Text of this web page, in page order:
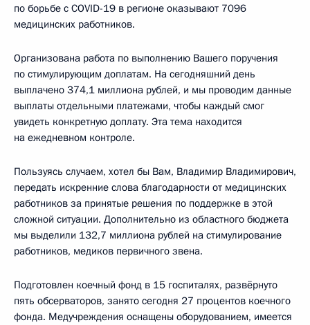
по борьбе с COVID-19 в регионе оказывают 7096
медицинских работников.
Организована работа по выполнению Вашего поручения
по стимулирующим доплатам. На сегодняшний день
выплачено 374,1 миллиона рублей, и мы проводим данные
выплаты отдельными платежами, чтобы каждый смог
увидеть конкретную доплату. Эта тема находится
на ежедневном контроле.
Пользуясь случаем, хотел бы Вам, Владимир Владимирович,
передать искренние слова благодарности от медицинских
работников за принятые решения по поддержке в этой
сложной ситуации. Дополнительно из областного бюджета
мы выделили 132,7 миллиона рублей на стимулирование
работников, медиков первичного звена.
Подготовлен коечный фонд в 15 госпиталях, развёрнуто
пять обсерваторов, занято сегодня 27 процентов коечного
фонда. Медучреждения оснащены оборудованием, имеется